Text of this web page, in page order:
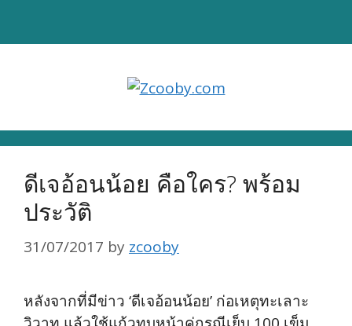
ดีเจอ้อนน้อย คือใคร? พร้อม
ประวัติ
31/07/2017 by zcooby
หลังจากที่มีข่าว ‘ดีเจอ้อนน้อย’ ก่อเหตุทะเลาะ